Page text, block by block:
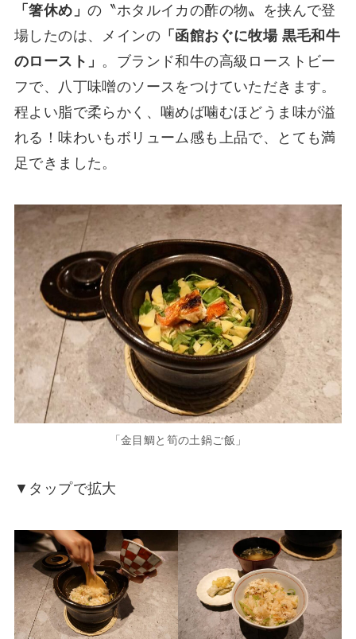
「箸休め」 の〝ホタルイカの酢の物〟を挟んで登
場したのは、メインの「函館おぐに牧場 黒毛和牛
のロースト」 。ブランド和牛の高級ローストビー
フで、八丁味噌のソースをつけていただきます。
程よい脂で柔らかく、噛めば噛むほどうま味が溢
れる！味わいもボリューム感も上品で、とても満
足できました。
「金目鯛と筍の土鍋ご飯」
▼タップで拡大